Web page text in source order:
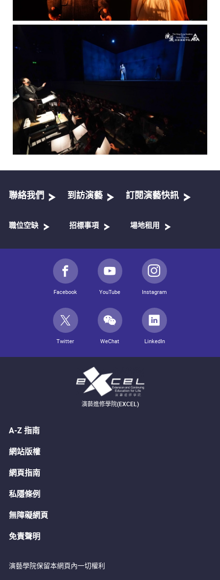
聯絡我們 到訪演藝 訂閱演藝快訊
職位空缺 招標事項 場地租用
Facebook YouTube Instagram
Twitter WeChat LinkedIn
演藝進修學院(EXCEL)
A-Z 指南
網站版權
網頁指南
私隱條例
無障礙網頁
免責聲明
演藝學院保留本網頁內一切權利